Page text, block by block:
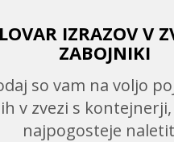
IZRAZOV V
ZABOJNIKI
so vam na voljo
v zvezi s
najpogosteje